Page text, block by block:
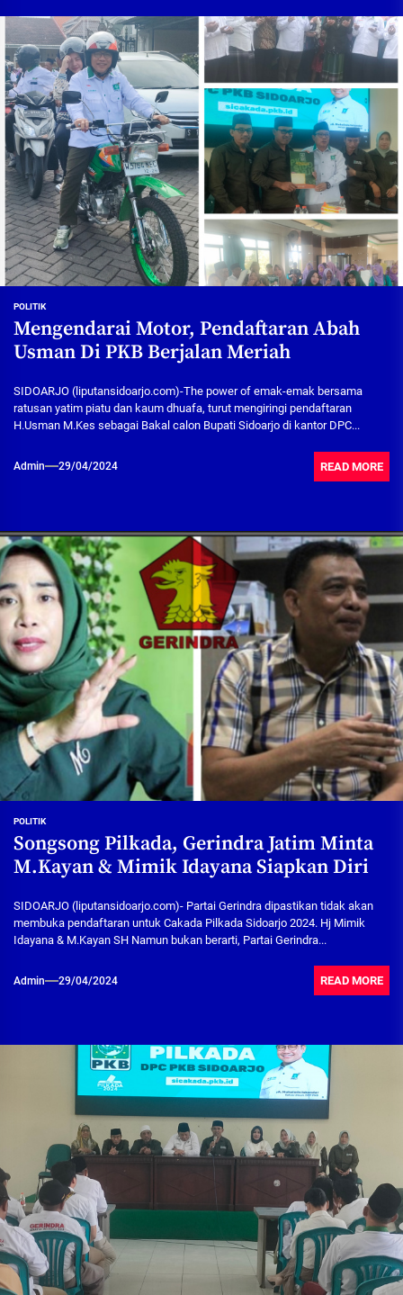
POLITIK
Mengendarai Motor, Pendaftaran Abah
Usman Di PKB Berjalan Meriah
SIDOARJO (liputansidoarjo.com)-The power of emak-emak bersama
ratusan yatim piatu dan kaum dhuafa, turut mengiringi pendaftaran
H.Usman M.Kes sebagai Bakal calon Bupati Sidoarjo di kantor DPC...
Admin 29/04/2024 READ MORE
POLITIK
Songsong Pilkada, Gerindra Jatim Minta
M.Kayan & Mimik Idayana Siapkan Diri
SIDOARJO (liputansidoarjo.com)- Partai Gerindra dipastikan tidak akan
membuka pendaftaran untuk Cakada Pilkada Sidoarjo 2024. Hj Mimik
Idayana & M.Kayan SH Namun bukan berarti, Partai Gerindra...
Admin 29/04/2024 READ MORE